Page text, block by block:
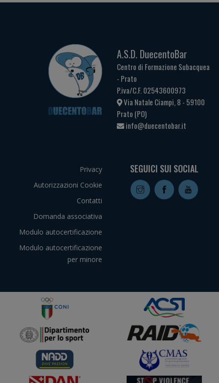
A.S.D. DuecentoBar
Centro di Formazione Subacquea
- Prato
P.iva/C.F. 02543600973
Via Natale Ciampi, 8 - 59100
Prato (PO)
info@duecentobar.it
Privacy
Autorizzazioni Cookie
Contatti
Domanda associativa
Modulo autocertificazione
Modulo autocertificazione
per minore
SEGUICI SUI SOCIAL